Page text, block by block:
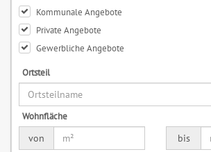
Kommunale Angebote
Private Angebote
Gewerbliche Angebote
Ortsteil
Wohnfläche
von
bis